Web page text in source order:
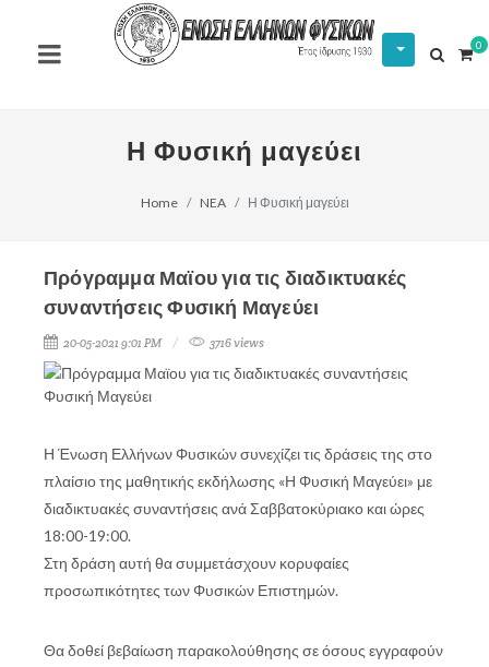
0
Η Φυσική μαγεύει
Home NEA Η Φυσική μαγεύει
Πρόγραμμα Μαϊου για τις διαδικτυακές
συναντήσεις Φυσική Μαγεύει
20-05-2021 9:01 PM 3716 views
Η Ένωση Ελλήνων Φυσικών συνεχίζει τις δράσεις της στο
πλαίσιο της μαθητικής εκδήλωσης «Η Φυσική Μαγεύει» με
διαδικτυακές συναντήσεις ανά Σαββατοκύριακο και ώρες
18:00-19:00.
Στη δράση αυτή θα συμμετάσχουν κορυφαίες
προσωπικότητες των Φυσικών Επιστημών.
Θα δοθεί βεβαίωση παρακολούθησης σε όσους εγγραφούν